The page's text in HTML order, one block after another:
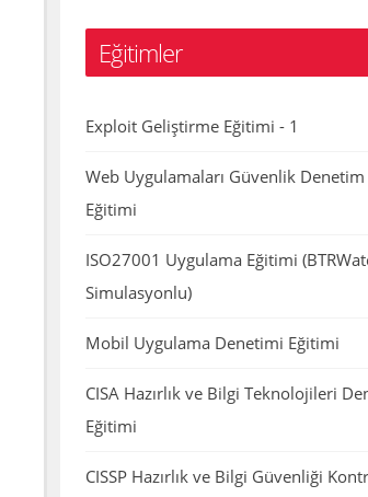
Eğitimler
Exploit Geliştirme Eğitimi - 1
Web Uygulamaları Güvenlik Denetim
Eğitimi
ISO27001 Uygulama Eğitimi
Simulasyonlu)
Mobil Uygulama Denetimi Eğitimi
CISA Hazırlık ve Bilgi Teknolojileri
Eğitimi
CISSP Hazırlık ve Bilgi Güvenliği